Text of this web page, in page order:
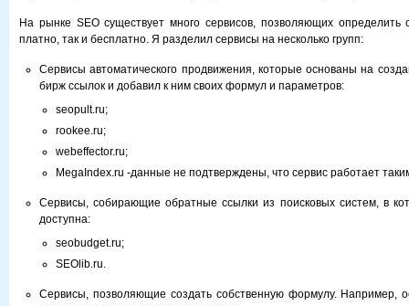
На рынке SEO существует много сервисов, позволяющих определить
платно, так и бесплатно. Я разделил сервисы на несколько групп:
Сервисы автоматического продвижения, которые основаны на
бирж ссылок и добавил к ним своих формул и параметров:
seopult.ru;
rookee.ru;
webeffector.ru;
MegaIndex.ru -данные не подтверждены, что сервис работает
Сервисы, собирающие обратные ссылки из поисковых систем, в
доступна:
seobudget.ru;
SEOlib.ru.
Сервисы, позволяющие создать собственную формулу. Например,